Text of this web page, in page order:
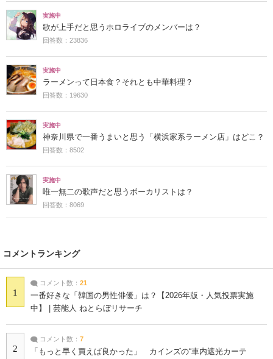
実施中
歌が上手だと思うホロライブのメンバーは？
回答数：23836
実施中
ラーメンって日本食？それとも中華料理？
回答数：19630
実施中
神奈川県で一番うまいと思う「横浜家系ラーメン店」はどこ？
回答数：8502
実施中
唯一無二の歌声だと思うボーカリストは？
回答数：8069
コメントランキング
1
コメント数： 21
一番好きな「韓国の男性俳優」は？【2026年版・人気投票実施
中】 | 芸能人 ねとらぼリサーチ
2
コメント数： 7
「もっと早く買えば良かった」 カインズの“車内遮光カーテ